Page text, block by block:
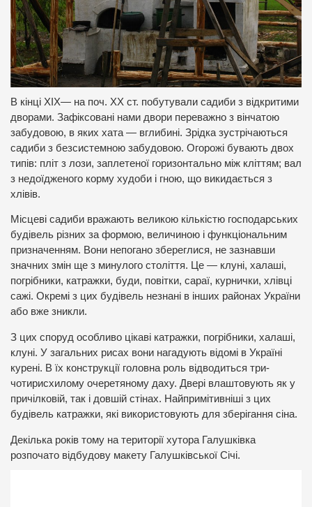
В кінці XIX— на поч. XX ст. побутували садиби з відкритими
дворами. Зафіксовані нами двори переважно з вінчатою
забудовою, в яких хата — вглибині. Зрідка зустрічаються
садиби з безсистемною забудовою. Огорожі бувають двох
типів: пліт з лози, заплетеної горизонтально між кліттям; вал
з недоїдженого корму худоби і гною, що викидається з
хлівів.
Місцеві садиби вражають великою кількістю господарських
будівель різних за формою, величиною і функціональним
призначенням. Вони непогано збереглися, не зазнавши
значних змін ще з минулого століття. Це — клуні, халаші,
погрібники, катражки, буди, повітки, сараї, курнички, хлівці
сажі. Окремі з цих будівель незнані в інших районах України
або вже зникли.
З цих споруд особливо цікаві катражки, погрібники, халаші,
клуні. У загальних рисах вони нагадують відомі в Україні
курені. В їх конструкції головна роль відводиться три-
чотирисхилому очеретяному даху. Двері влаштовують як у
причілковій, так і довшій стінах. Найпримітивніші з цих
будівель катражки, які використовують для зберігання сіна.
Декілька років тому на території хутора Галушківка
розпочато відбудову макету Галушківської Січі.